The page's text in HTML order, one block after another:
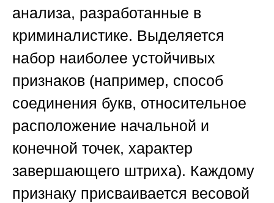
анализа, разработанные в
криминалистике. Выделяется
набор наиболее устойчивых
признаков (например, способ
соединения букв, относительное
расположение начальной и
конечной точек, характер
завершающего штриха). Каждому
признаку присваивается весовой